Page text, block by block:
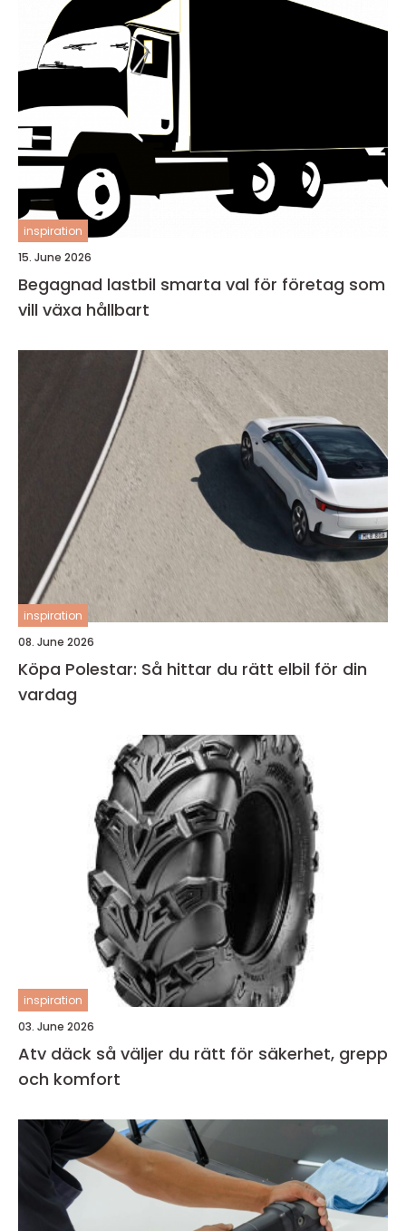
inspiration
15. June 2026
Begagnad lastbil smarta val för företag som
vill växa hållbart
inspiration
08. June 2026
Köpa Polestar: Så hittar du rätt elbil för din
vardag
inspiration
03. June 2026
Atv däck så väljer du rätt för säkerhet, grepp
och komfort